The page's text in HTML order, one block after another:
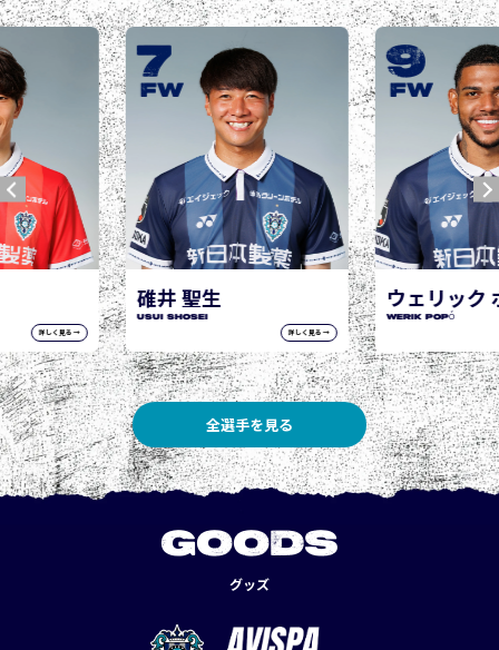
詳しく見る →
ウェリック ポポ
WERIK POPÓ
詳しく見る →
9
FW
城後 寿
JOGO Hisashi
10
FW
全選手を見る
GOODS
グッズ